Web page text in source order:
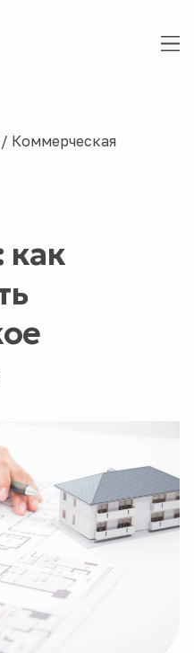
/ Коммерческая
как